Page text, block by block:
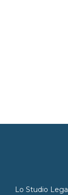
Lo Studio